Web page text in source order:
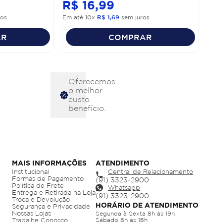
R$ 16,99
Em até10x R$ 1,69 sem juros
COMPRAR
Oferecemos
o melhor
custo
benefício.
MAIS INFORMAÇÕES
Institucional
Formas de Pagamento
Política de Frete
Entrega e Retirada na Loja
Troca e Devolução
Segurança e Privacidade
Nossas Lojas
Trabalhe Conosco
ATENDIMENTO
Central de Relacionamento
Whatsapp
HORÁRIO DE ATENDIMENTO
Segunda à Sexta 8h às 19h
Sábado 8h às 18h